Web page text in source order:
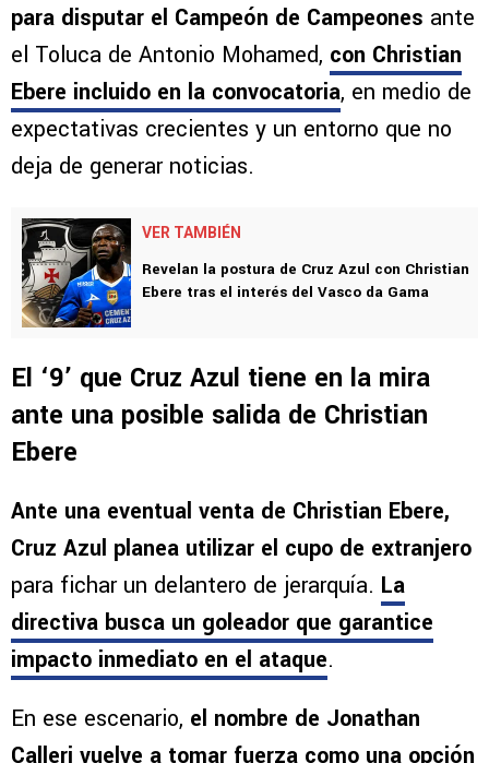
para disputar el Campeón de Campeones ante
el Toluca de Antonio Mohamed, con Christian
Ebere incluido en la convocatoria, en medio de
expectativas crecientes y un entorno que no
deja de generar noticias.
VER TAMBIÉN
Revelan la postura de Cruz Azul con Christian
Ebere tras el interés del Vasco da Gama
El ‘9’ que Cruz Azul tiene en la mira
ante una posible salida de Christian
Ebere
Ante una eventual venta de Christian Ebere,
Cruz Azul planea utilizar el cupo de extranjero
para fichar un delantero de jerarquía. La
directiva busca un goleador que garantice
impacto inmediato en el ataque.
En ese escenario, el nombre de Jonathan
Calleri vuelve a tomar fuerza como una opción